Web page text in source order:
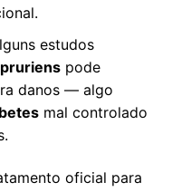
estudos
pode
danos — algo
mal controlado
oficial para